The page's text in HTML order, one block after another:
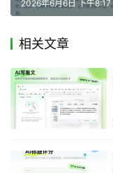
2026年6月6日 下午8:17
相关文章